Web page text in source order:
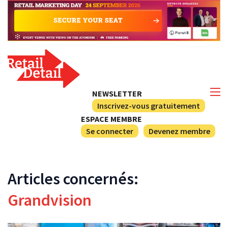
NEWSLETTER
Inscrivez-vous gratuitement
ESPACE MEMBRE
Se connecter
Devenez membre
Articles concernés:
Grandvision